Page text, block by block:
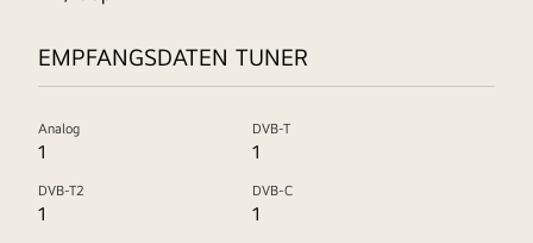
EMPFANGSDATEN TUNER
Analog
1
DVB-T
1
DVB-T2
1
DVB-C
1